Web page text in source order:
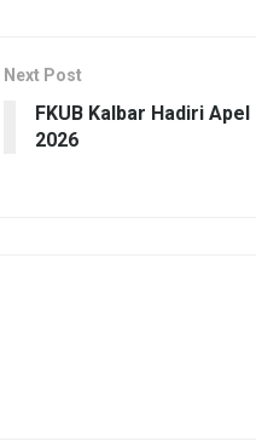
Next Post
FKUB Kalbar Hadiri
2026